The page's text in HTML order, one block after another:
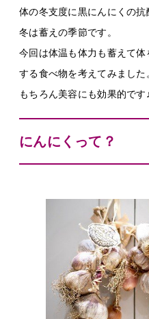
体の冬支度に黒にんにくの抗
冬は蓄えの季節です。
今回は体温も体力も蓄えて
する食べ物を考えてみました
もちろん美容にも効果的です
にんにくって？